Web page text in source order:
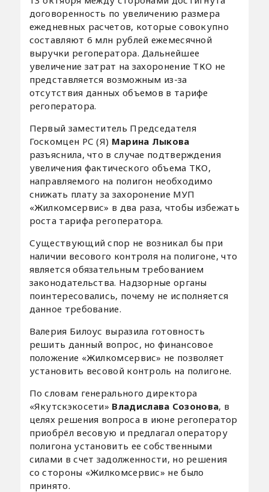
договоренность по увеличению размера
ежедневных расчетов, которые совокупно
составляют 6 млн рублей ежемесячной
выручки регоператора. Дальнейшее
увеличение затрат на захоронение ТКО не
представляется возможным из-за
отсутствия данных объемов в тарифе
регоператора.
Первый заместитель Председателя
Госкомцен РС (Я) Марина Лыкова
разъяснила, что в случае подтверждения
увеличения фактического объема ТКО,
направляемого на полигон необходимо
снижать плату за захоронение МУП
«Жилкомсервис» в два раза, чтобы избежать
роста тарифа регоператора.
Существующий спор не возникал бы при
наличии весового контроля на полигоне, что
является обязательным требованием
законодательства. Надзорные органы
поинтересовались, почему не исполняется
данное требование.
Валерия Билоус выразила готовность
решить данный вопрос, но финансовое
положение «Жилкомсервис» не позволяет
установить весовой контроль на полигоне.
По словам генерального директора
«Якутскэкосети» Владислава Созонова, в
целях решения вопроса в июне регоператор
приобрёл весовую и предлагал оператору
полигона установить ее собственными
силами в счет задолженности, но решения
со стороны «Жилкомсервис» не было
принято.